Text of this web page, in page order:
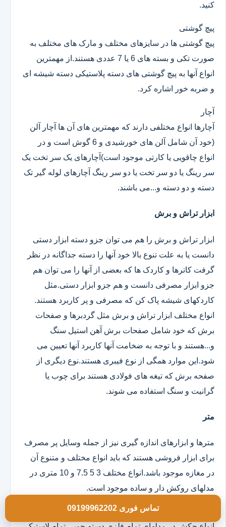
کنید.
پیچ گوشتی
پیچ گوشتی ها در سایزهای مختلف و مارک های مختلف به
صورت تکی و بسته های 6 یا 7 عددی هستند.از مهمترین
انواع آنها به پیچ گوشتی های دسته پلاستیکی دسته شیشه ای
و ضربه خور اشاره کرد.
آچار
آچارها انواع مختلفی دارند که مهمترین های آن ها آچار آلن
(خود آن شامل آلن های خورشیدی و 6 گوش است و در
انواع چاقویی یا کارتی موجود است)آچارهای یک سر تخت یک
سر رینگ یا دو سر تخت یا دو سر رینگ آچارهای لوله گیر تک
دسته و دو دسته و...می باشند.
ابزار تراش و برش
ابزار تراش و برش را هم می توان جزو دسته ابزار دستی
دانست یا به علت تنوع بالا خود آنها را دسته جداگانه در نظر
گرفت کاترها و کاردک ها که بعضی از آنها را می توان هم
جزو ابزار مصرفی دانست و هم جزو ابزار دستی.مثل
کاردکهای شیشه پاک کن که مصرفی و پر کاربرد هستند.
انواع مختلف ابزار تراش و برش مثل گردبرها و صفحات
برش که خود شامل صفحات برش آهن استیل سنگ
و...هستند و با توجه به ضخامت آنها کاربرد آنها تعیین می
شود.این موارد همگی از نوع فیبری هستند.نوع دیگری از
صفحه برش که تیغه های فولادی هستند برای چوب یا
گرانیت و سنگ استفاده می شوند.
متر
مترها و ابزارهای اندازه گیری نیز از جمله وسایل پر مصرف
برای ابزار فروشی هستند که باید انواع مختلف و متنوع آن
در مغازه موجود باشد.انواع مختلف 3 5 7.5 و 10 متری در
مدلهای روکش دار و ساده موجود است.
تماس فوری 09199962202